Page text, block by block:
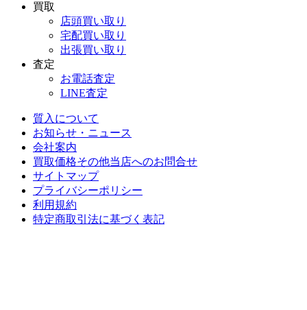
買取
店頭買い取り
宅配買い取り
出張買い取り
査定
お電話査定
LINE査定
質入について
お知らせ・ニュース
会社案内
買取価格その他当店へのお問合せ
サイトマップ
プライバシーポリシー
利用規約
特定商取引法に基づく表記